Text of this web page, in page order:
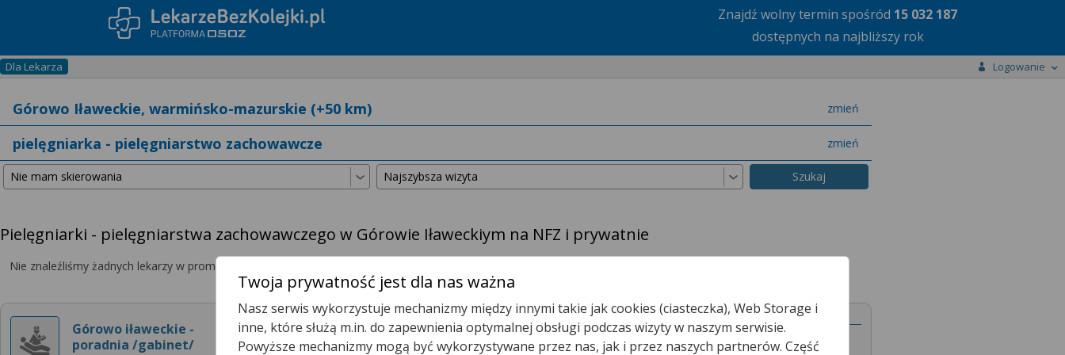
Znajdź wolny termin spośród 15 032 187
dostępnych na najbliższy rok
Dla Lekarza Logowanie
zmień
miasto
zmień
specjalizację
Pielęgniarki - pielęgniarstwa zachowawczego w Górowie Iławeckiym na NFZ i prywatnie
Nie znaleźliśmy żadnych lekarzy w promieniu
Górowo iławeckie -
poradnia /gabinet/
Górowo Iławeckie - Poradnia /gabinet/ Pielęgniarki Podstawowej Opieki Zdrowotnej
Twoja prywatność jest dla nas ważna
Nasz serwis wykorzystuje mechanizmy między innymi takie jak cookies (ciasteczka), Web Storage i
inne, które służą m.in. do zapewnienia optymalnej obsługi podczas wizyty w naszym serwisie.
Powyższe mechanizmy mogą być wykorzystywane przez nas, jak i przez naszych partnerów. Część